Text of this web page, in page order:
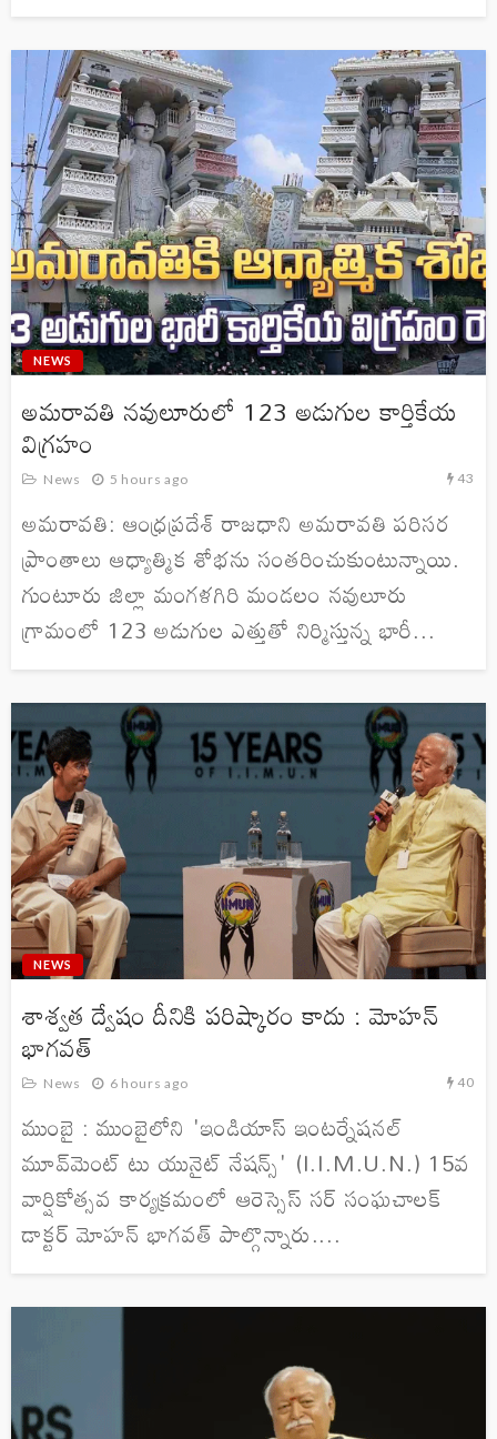
NEWS
అమరావతి నవులూరులో 123 అడుగుల కార్తికేయ
విగ్రహం
News 5 hours ago 43
అమరావతి: ఆంధ్రప్రదేశ్ రాజధాని అమరావతి పరిసర
ప్రాంతాలు ఆధ్యాత్మిక శోభను సంతరించుకుంటున్నాయి.
గుంటూరు జిల్లా మంగళగిరి మండలం నవులూరు
గ్రామంలో 123 అడుగుల ఎత్తుతో నిర్మిస్తున్న భారీ...
NEWS
శాశ్వత ద్వేషం దీనికి పరిష్కారం కాదు : మోహన్
భాగవత్
News 6 hours ago 40
ముంబై : ముంబైలోని 'ఇండియాస్ ఇంటర్నేషనల్
మూవ్‌మెంట్ టు యునైట్ నేషన్స్' (I.I.M.U.N.) 15వ
వార్షికోత్సవ కార్యక్రమంలో ఆరెస్సెస్ సర్ సంఘచాలక్
డాక్టర్ మోహన్ భాగవత్ పాల్గొన్నారు....